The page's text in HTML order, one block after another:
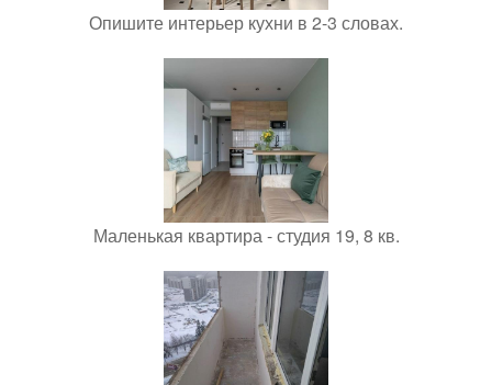
Опишите интерьер кухни в 2-3 словах.
Маленькая квартира - студия 19, 8 кв.